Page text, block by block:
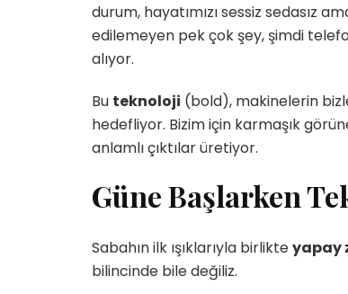
durum, hayatımızı sessiz sedasız
edilemeyen pek çok şey, şimdi
alıyor.
Bu teknoloji (bold), makinelerin
hedefliyor. Bizim için karmaşık
anlamlı çıktılar üretiyor.
Güne Başlarken
Sabahın ilk ışıklarıyla birlikteyapay
bilincinde bile değiliz.